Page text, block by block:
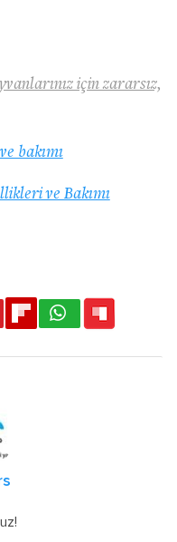
için zararsız,
bakımı
ve Bakımı